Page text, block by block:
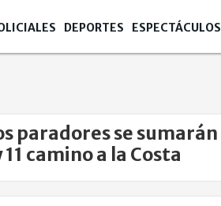
DEPORTES ESPECTÁCULOS
paradores se sumarán
camino a la Costa